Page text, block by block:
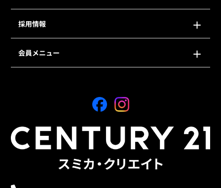
採用情報
会員メニュー